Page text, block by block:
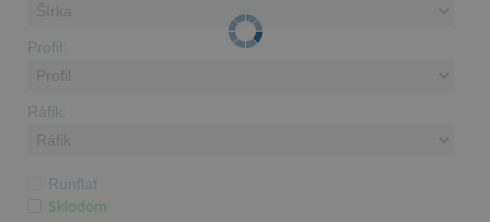
Profil:
Ráfik:
Runflat
Skladom